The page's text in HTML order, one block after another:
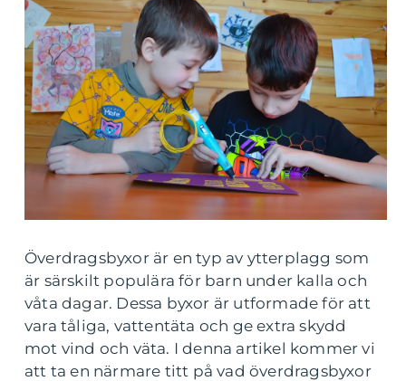
Överdragsbyxor är en typ av ytterplagg som
är särskilt populära för barn under kalla och
våta dagar. Dessa byxor är utformade för att
vara tåliga, vattentäta och ge extra skydd
mot vind och väta. I denna artikel kommer vi
att ta en närmare titt på vad överdragsbyxor